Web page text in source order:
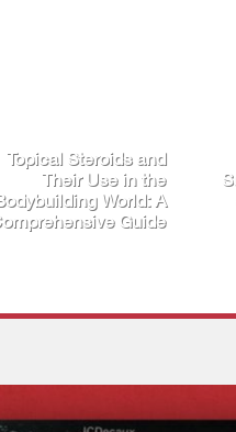
Guida Completa al
Ciclo di Strombafort:
Benefici e
Considerazioni